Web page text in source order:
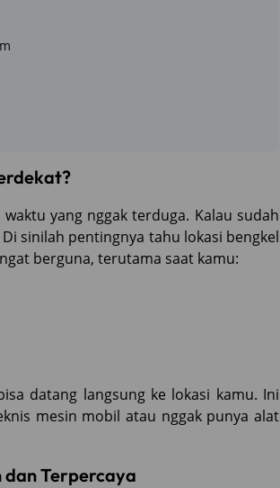
yang nggak terduga. Kalau sudah
sinilah pentingnya tahu lokasi bengkel
berguna, terutama saat kamu:
datang langsung ke lokasi kamu. Ini
mesin mobil atau nggak punya alat
dan Terpercaya